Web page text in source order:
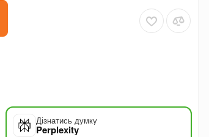
Дізнатись думку
Perplexity